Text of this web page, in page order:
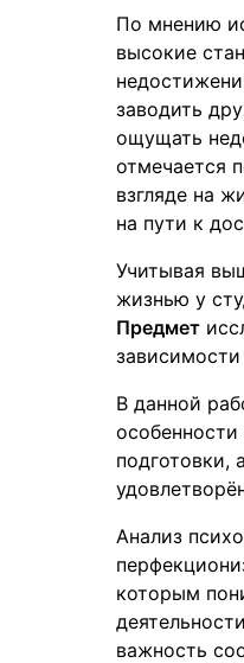
По мнению
высокие
заводить
ощущать
отмечается
взгляде на
на пути к
Учитывая
жизнью у
Предмет
зависимости
В данной
подготовки,
Анализ
которым
важность